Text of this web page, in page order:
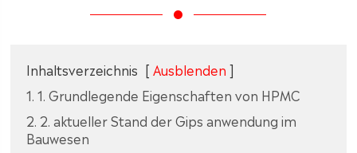
Inhaltsverzeichnis [ Ausblenden ]
1. 1. Grundlegende Eigenschaften von HPMC
2. 2. aktueller Stand der Gips anwendung im
Bauwesen